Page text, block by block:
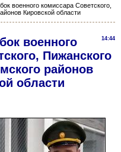
военного комиссара Советского,
Кировской области
14:44
военного
Пижанского
районов
области